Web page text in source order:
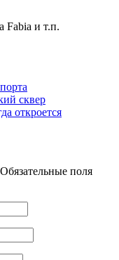
Fabia и т.п.
сквер
откроется
Обязательные поля